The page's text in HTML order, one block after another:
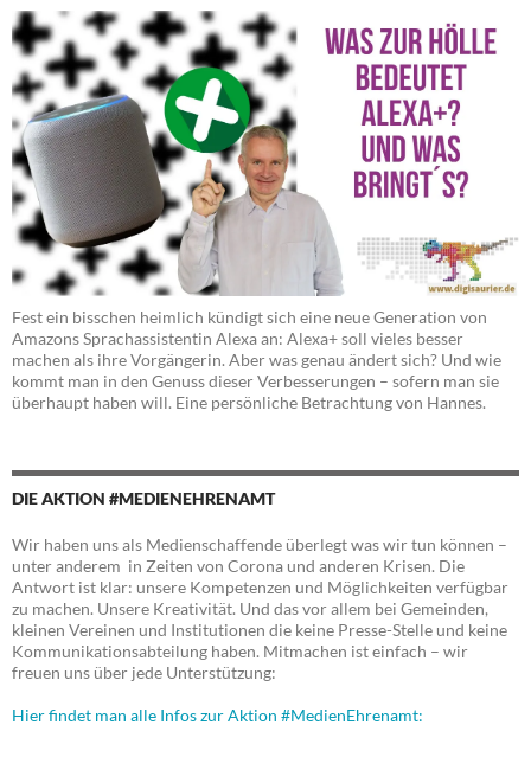
Fest ein bisschen heimlich kündigt sich eine neue Generation von
Amazons Sprachassistentin Alexa an: Alexa+ soll vieles besser
machen als ihre Vorgängerin. Aber was genau ändert sich? Und wie
kommt man in den Genuss dieser Verbesserungen – sofern man sie
überhaupt haben will. Eine persönliche Betrachtung von Hannes.
DIE AKTION #MEDIENEHRENAMT
Wir haben uns als Medienschaffende überlegt was wir tun können –
unter anderem in Zeiten von Corona und anderen Krisen. Die
Antwort ist klar: unsere Kompetenzen und Möglichkeiten verfügbar
zu machen. Unsere Kreativität. Und das vor allem bei Gemeinden,
kleinen Vereinen und Institutionen die keine Presse-Stelle und keine
Kommunikationsabteilung haben. Mitmachen ist einfach – wir
freuen uns über jede Unterstützung:
Hier findet man alle Infos zur Aktion #MedienEhrenamt: